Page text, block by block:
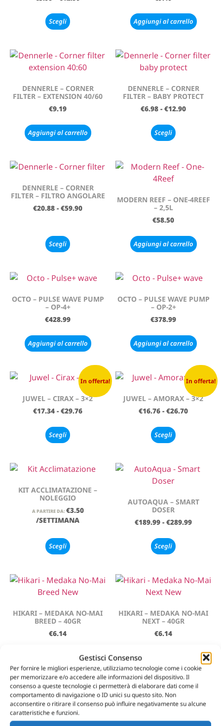
Gestisci Consenso
Per fornire le migliori esperienze, utilizziamo tecnologie come i cookie
per memorizzare e/o accedere alle informazioni del dispositivo. Il
consenso a queste tecnologie ci permetterà di elaborare dati come il
comportamento di navigazione o ID unici su questo sito. Non
acconsentire o ritirare il consenso può influire negativamente su alcune
caratteristiche e funzioni.
Scegli Aggiungi al carrello
DENNERLE – CORNER
FILTER – EXTENSION 40/60
€9.19
Aggiungi al carrello
DENNERLE – CORNER
FILTER – BABY PROTECT
€6.98 - €12.90
Scegli
DENNERLE – CORNER
FILTER – FILTRO ANGOLARE
€20.88 - €59.90
Scegli
MODERN REEF – ONE-4REEF
– 2,5L
€58.50
Aggiungi al carrello
OCTO – PULSE WAVE PUMP
– OP-4+
€428.99
Aggiungi al carrello
OCTO – PULSE WAVE PUMP
– OP-2+
€378.99
Aggiungi al carrello
In offerta!
JUWEL – CIRAX – 3×2
€17.34 - €29.76
Scegli
In offerta!
JUWEL – AMORAX – 3×2
€16.76 - €26.70
Scegli
KIT ACCLIMATAZIONE –
NOLEGGIO
A PARTIRE DA: €3.50
/SETTIMANA
Scegli
AUTOAQUA – SMART
DOSER
€189.99 - €289.99
Scegli
HIKARI – MEDAKA NO-MAI
BREED – 40GR
€6.14
Aggiungi al carrello
HIKARI – MEDAKA NO-MAI
NEXT – 40GR
€6.14
HIKARI – MEDAKA NO-MAI EASYREEFS – DKI 0,6MM